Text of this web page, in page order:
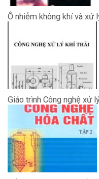
Ô nhiễm không khí và xử
Giáo trình Công nghệ xử